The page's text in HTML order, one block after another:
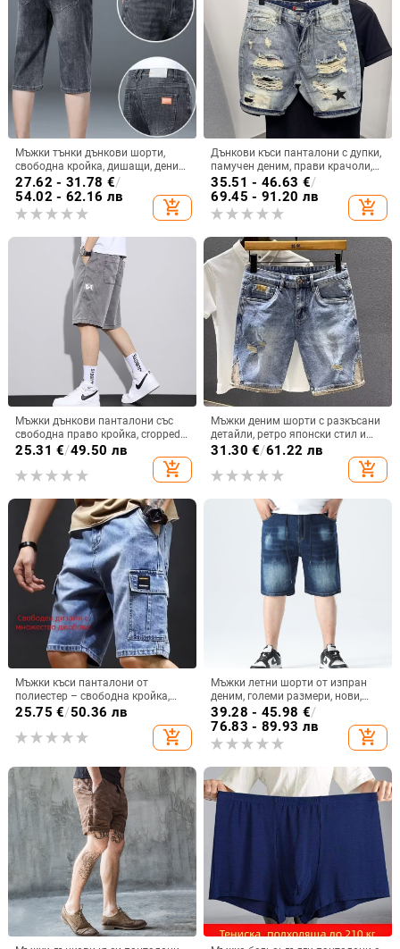
Мъжки тънки дънкови шорти,
свободна кройка, дишащи, деним,
дължина пет четвърти, полиестер
50–70%
27.62 - 31.78 €/
54.02 - 62.16 лв
add_shopping_cart
Дънкови къси панталони с дупки,
памучен деним, прави крачоли,
средна дължина, лято 2024
35.51 - 46.63 €/
69.45 - 91.20 лв
add_shopping_cart
Мъжки дънкови панталони със
свободна право кройка, cropped
дължина, микроеластични, 100%
25.31 €/49.50 лв
add_shopping_cart
Мъжки деним шорти с разкъсани
детайли, ретро японски стил и
корейски дизайн, летни, 60%
31.30 €/61.22 лв
add_shopping_cart
Мъжки къси панталони от
полиестер – свободна кройка,
спортен стил, 50% полиестер,
25.75 €/50.36 лв
add_shopping_cart
Мъжки летни шорти от изпран
деним, големи размери, нови,
свободни, с широка талия, за
дебели мъже
39.28 - 45.98 €/
76.83 - 89.93 лв
add_shopping_cart